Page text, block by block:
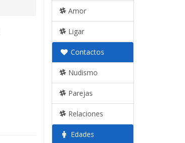
Amor
Ligar
Contactos
Nudismo
Parejas
Relaciones
Edades